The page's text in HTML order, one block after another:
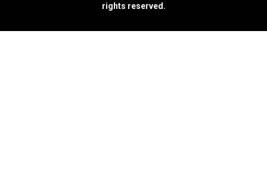
rights reserved.